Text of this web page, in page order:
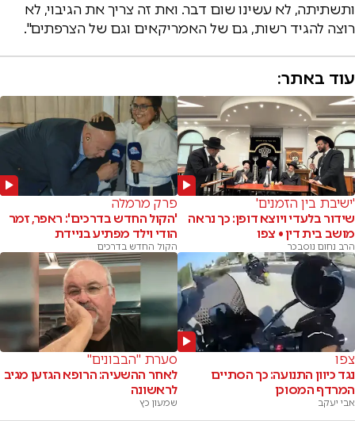
ותשתיתה, לא עשינו שום דבר. ואת זה צריך את הגיבוי, לא
רוצה להגיד רשות, גם של האמריקאים וגם של הצרפתים".
עוד באתר:
'ישיבת בין הזמנים'
שידור בלעדי ויוצא דופן: כך נראה
מושב בית דין • צפו
הרב נחום נוסבכר
פרק מרמלה
'הקול החדש בדרכים': ראפר, זמר
הודי וילד מפתיע בניידת
הקול החדש בדרכים
צפו
נגד כיוון התנועה: כך הסתיים
המרדף המסוכן
אבי יעקב
סערת "הבבונים"
לאחר ההשעיה: הרופא הגזען מגיב
לראשונה
שמעון כץ